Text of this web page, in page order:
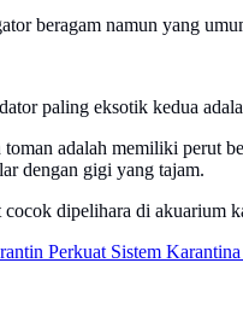
beragam namun yang
paling eksotik kedua
adalah memiliki perut
dengan gigi yang tajam.
cocok dipelihara di akuarium
Perkuat Sistem